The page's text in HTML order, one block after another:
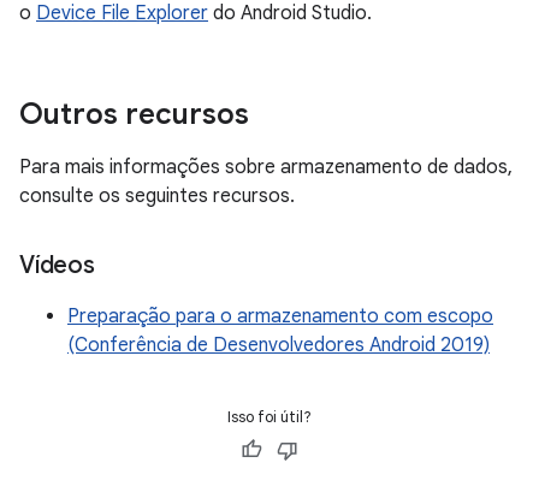
o Device File Explorer do Android Studio.
Outros recursos
Para mais informações sobre armazenamento de dados,
consulte os seguintes recursos.
Vídeos
Preparação para o armazenamento com escopo
(Conferência de Desenvolvedores Android 2019)
Isso foi útil?